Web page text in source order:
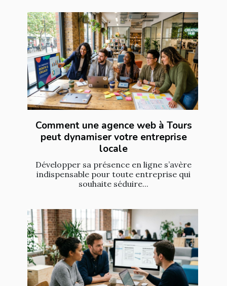
Comment une agence web à Tours
peut dynamiser votre entreprise
locale
Développer sa présence en ligne s’avère
indispensable pour toute entreprise qui
souhaite séduire...